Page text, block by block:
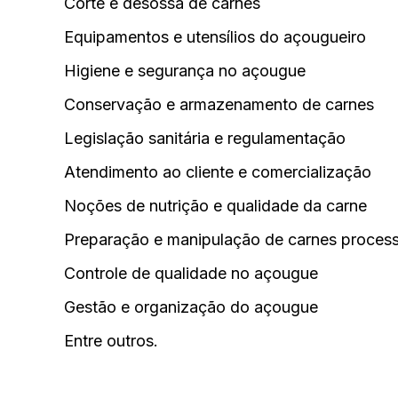
Equipamentos e utensílios do açougueiro
Higiene e segurança no açougue
Conservação e armazenamento de carnes
Legislação sanitária e regulamentação
Atendimento ao cliente e comercialização
Noções de nutrição e qualidade da carne
Preparação e manipulação de carnes
Controle de qualidade no açougue
Gestão e organização do açougue
Entre outros.